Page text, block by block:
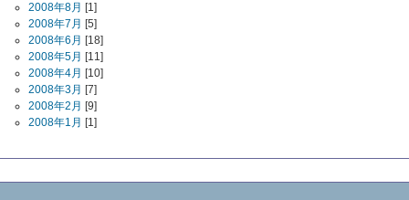
2008年8月 [1]
2008年7月 [5]
2008年6月 [18]
2008年5月 [11]
2008年4月 [10]
2008年3月 [7]
2008年2月 [9]
2008年1月 [1]